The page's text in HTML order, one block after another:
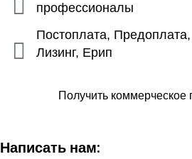
профессионалы
Постоплата, Предоплата,
Лизинг, Ерип
Получить
Написать нам: